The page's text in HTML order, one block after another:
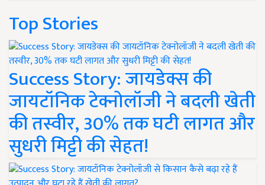
Top Stories
Success Story: जायडेक्स की
जायटॉनिक टेक्नोलॉजी ने बदली खेती
की तस्वीर, 30% तक घटी लागत और
सुधरी मिट्टी की सेहत!